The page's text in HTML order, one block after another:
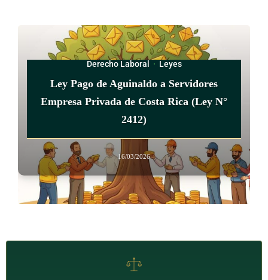
Derecho Laboral · Leyes
Ley Pago de Aguinaldo a Servidores
Empresa Privada de Costa Rica (Ley N°
2412)
16/03/2026